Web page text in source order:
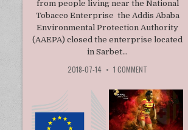
from people living near the National
Tobacco Enterprise the Addis Ababa
Environmental Protection Authority
(AAEPA) closed the enterprise located
in Sarbet...
2018-07-14 • 1 COMMENT